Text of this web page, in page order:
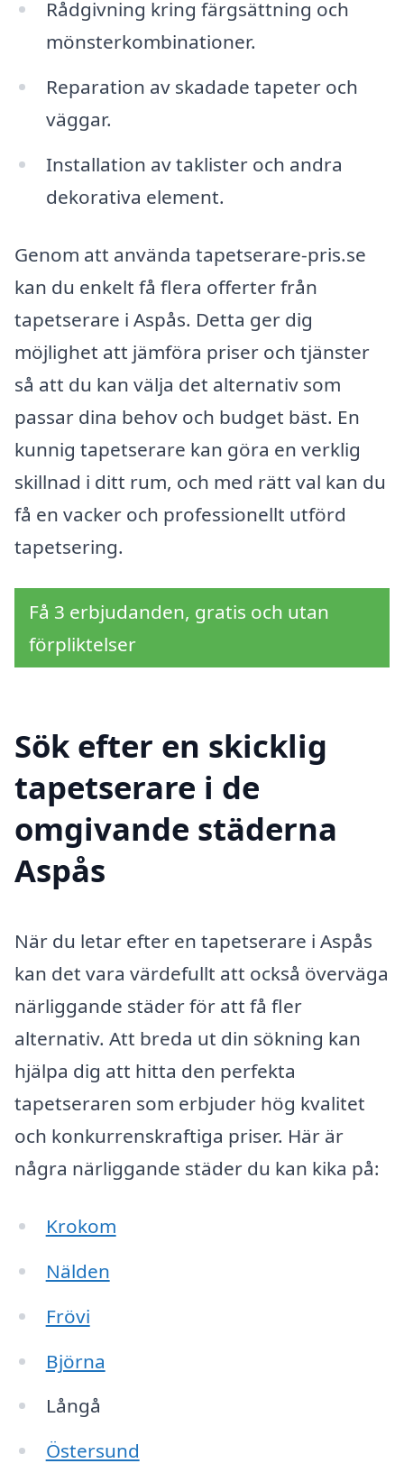
Rådgivning kring färgsättning och
mönsterkombinationer.
Reparation av skadade tapeter och
väggar.
Installation av taklister och andra
dekorativa element.
Genom att använda tapetserare-pris.se
kan du enkelt få flera offerter från
tapetserare i Aspås. Detta ger dig
möjlighet att jämföra priser och tjänster
så att du kan välja det alternativ som
passar dina behov och budget bäst. En
kunnig tapetserare kan göra en verklig
skillnad i ditt rum, och med rätt val kan du
få en vacker och professionellt utförd
tapetsering.
Få 3 erbjudanden, gratis och utan
förpliktelser
Sök efter en skicklig
tapetserare i de
omgivande städerna
Aspås
När du letar efter en tapetserare i Aspås
kan det vara värdefullt att också överväga
närliggande städer för att få fler
alternativ. Att breda ut din sökning kan
hjälpa dig att hitta den perfekta
tapetseraren som erbjuder hög kvalitet
och konkurrenskraftiga priser. Här är
några närliggande städer du kan kika på:
Krokom
Nälden
Frövi
Björna
Långå
Östersund